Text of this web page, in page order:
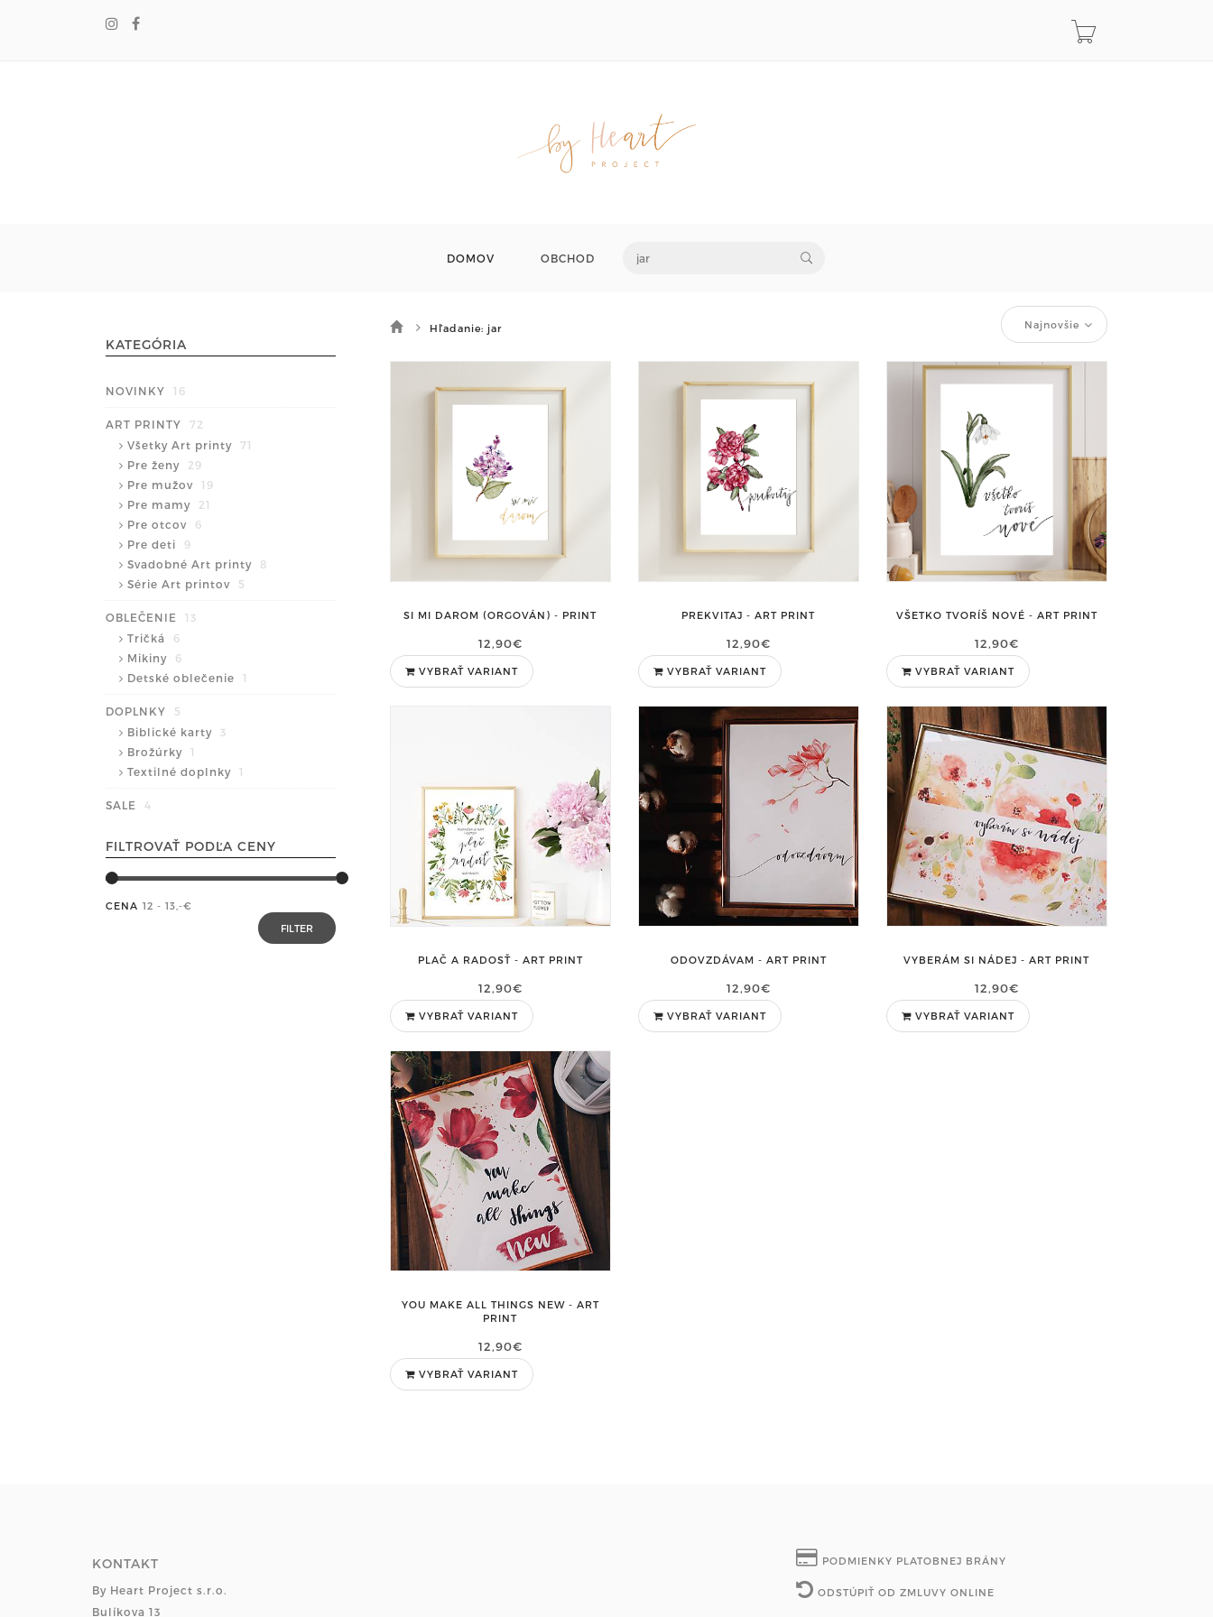
DOMOV OBCHOD
KATEGÓRIA
NOVINKY 16
ART PRINTY
72
Všetky Art printy
71
Pre ženy
29
Pre mužov
19
Pre mamy
21
Pre otcov
6
Pre deti
9
Svadobné Art printy
8
Série Art printov
5
OBLEČENIE
13
Tričká
6
Mikiny
6
Detské oblečenie
1
DOPLNKY
5
Biblické karty
3
Brožúrky
1
Textilné doplnky
1
SALE 4
FILTROVAŤ PODĽA CENY
CENA 12 - 13 ,-€
Hľadanie: jar Najnovšie
SI MI DAROM (ORGOVÁN) - PRINT
12,90€
VYBRAŤ VARIANT
PREKVITAJ - ART PRINT
12,90€
VYBRAŤ VARIANT
VŠETKO TVORÍŠ NOVÉ - ART PRINT
12,90€
VYBRAŤ VARIANT
PLAČ A RADOSŤ - ART PRINT
12,90€
VYBRAŤ VARIANT
ODOVZDÁVAM - ART PRINT
12,90€
VYBRAŤ VARIANT
VYBERÁM SI NÁDEJ - ART PRINT
12,90€
VYBRAŤ VARIANT
YOU MAKE ALL THINGS NEW - ART
PRINT
12,90€
VYBRAŤ VARIANT
KONTAKT
By Heart Project s.r.o.
Bulíkova 13
PODMIENKY PLATOBNEJ BRÁNY
ODSTÚPIŤ OD ZMLUVY ONLINE